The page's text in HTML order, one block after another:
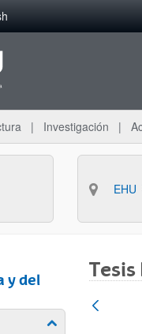
Investigación
EHU
y del
Mostrar/ocultar